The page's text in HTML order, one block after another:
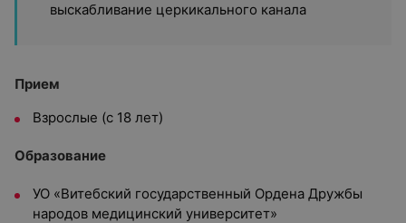
выскабливание церкикального канала
Прием
Взрослые (с 18 лет)
Образование
УО «Витебский государственный Ордена Дружбы
народов медицинский университет»